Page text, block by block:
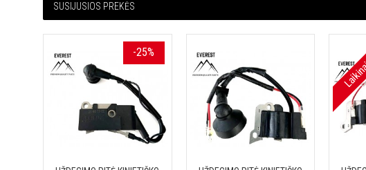
SUSIJUSIOS PREKĖS
-25%